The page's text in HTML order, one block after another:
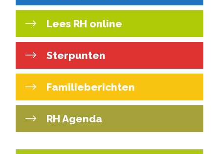
Lees RH online
Sterpunten
Familieberichten
RH Agenda